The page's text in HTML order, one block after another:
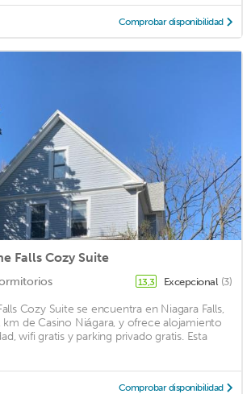
Comprobar disponibilidad
Falls Cozy Suite
13,3 Excepcional (3)
Cozy Suite se encuentra en Niagara Falls,
de Casino Niágara, y ofrece alojamiento
wifi gratis y parking privado gratis. Esta
Comprobar disponibilidad